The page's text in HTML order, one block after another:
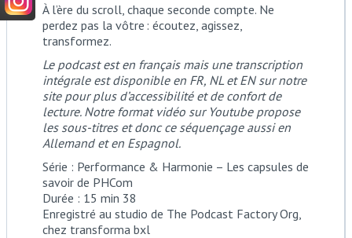
À l’ère du scroll, chaque seconde compte. Ne
perdez pas la vôtre : écoutez, agissez,
transformez.
Le podcast est en français mais une transcription
intégrale est disponible en FR, NL et EN sur notre
site pour plus d’accessibilité et de confort de
lecture. Notre format vidéo sur Youtube propose
les sous-titres et donc ce séquençage aussi en
Allemand et en Espagnol.
Série : Performance & Harmonie – Les capsules de
savoir de PHCom
Durée : 15 min 38
Enregistré au studio de The Podcast Factory Org,
chez transforma bxl